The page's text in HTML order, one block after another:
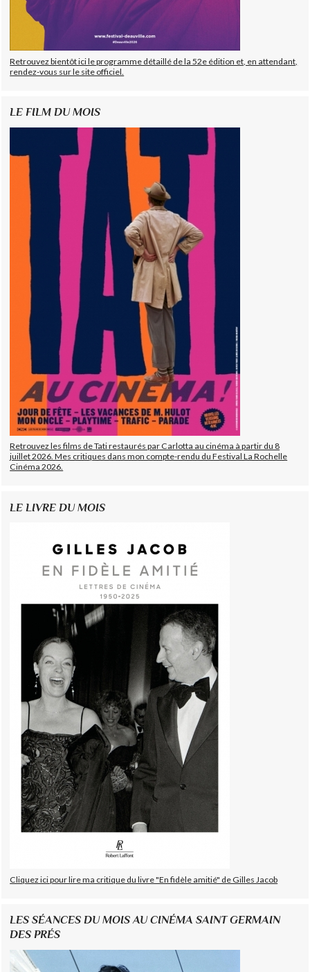
Retrouvez bientôt ici le programme détaillé de la 52e édition et, en attendant,
rendez-vous sur le site officiel.
LE FILM DU MOIS
Retrouvez les films de Tati restaurés par Carlotta au cinéma à partir du 8
juillet 2026. Mes critiques dans mon compte-rendu du Festival La Rochelle
Cinéma 2026.
LE LIVRE DU MOIS
Cliquez ici pour lire ma critique du livre "En fidèle amitié" de Gilles Jacob
LES SÉANCES DU MOIS AU CINÉMA SAINT GERMAIN
DES PRÉS